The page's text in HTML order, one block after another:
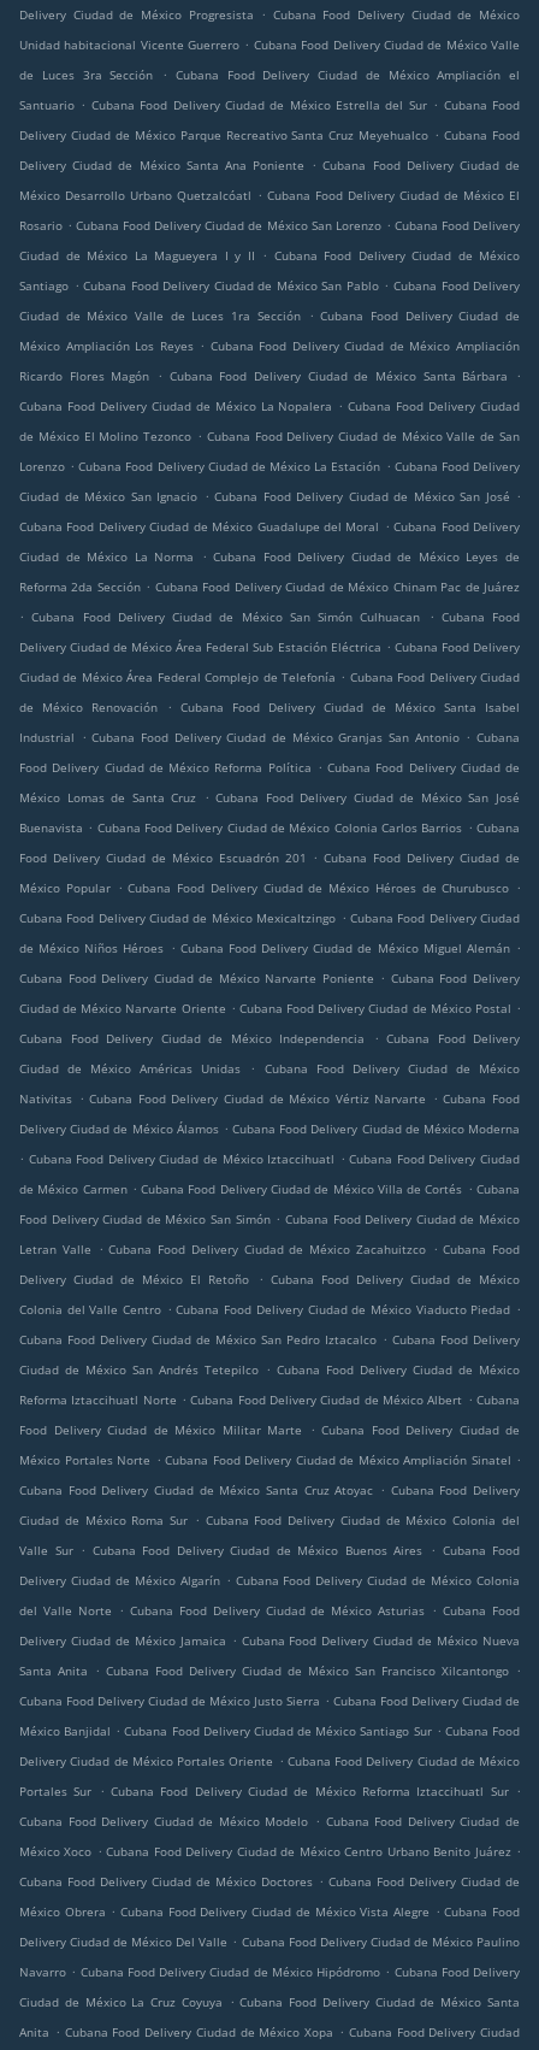
Delivery Ciudad de México Progresista . Cubana Food Delivery Ciudad de México
Unidad habitacional Vicente Guerrero . Cubana Food Delivery Ciudad de México Valle
de Luces 3ra Sección
. Cubana Food Delivery Ciudad de México Ampliación el
Santuario . Cubana Food Delivery Ciudad de México Estrella del Sur . Cubana Food
Delivery Ciudad de México Parque Recreativo Santa Cruz Meyehualco . Cubana Food
Delivery Ciudad de México Santa Ana Poniente
. Cubana Food Delivery Ciudad de
México Desarrollo Urbano Quetzalcóatl . Cubana Food Delivery Ciudad de México El
Rosario . Cubana Food Delivery Ciudad de México San Lorenzo . Cubana Food Delivery
Ciudad de México La Magueyera I y II
. Cubana Food Delivery Ciudad de México
Santiago . Cubana Food Delivery Ciudad de México San Pablo . Cubana Food Delivery
Ciudad de México Valle de Luces 1ra Sección
. Cubana Food Delivery Ciudad de
México Ampliación Los Reyes . Cubana Food Delivery Ciudad de México Ampliación
Ricardo Flores Magón
. Cubana Food Delivery Ciudad de México Santa Bárbara
.
Cubana Food Delivery Ciudad de México La Nopalera . Cubana Food Delivery Ciudad
de México El Molino Tezonco . Cubana Food Delivery Ciudad de México Valle de San
Lorenzo . Cubana Food Delivery Ciudad de México La Estación . Cubana Food Delivery
Ciudad de México San Ignacio . Cubana Food Delivery Ciudad de México San José .
Cubana Food Delivery Ciudad de México Guadalupe del Moral . Cubana Food Delivery
Ciudad de México La Norma
. Cubana Food Delivery Ciudad de México Leyes de
Reforma 2da Sección . Cubana Food Delivery Ciudad de México Chinam Pac de Juárez
. Cubana Food Delivery Ciudad de México San Simón Culhuacan . Cubana Food
Delivery Ciudad de México Área Federal Sub Estación Eléctrica . Cubana Food Delivery
Ciudad de México Área Federal Complejo de Telefonía . Cubana Food Delivery Ciudad
de México Renovación
. Cubana Food Delivery Ciudad de México Santa Isabel
Industrial
. Cubana Food Delivery Ciudad de México Granjas San Antonio . Cubana
Food Delivery Ciudad de México Reforma Política . Cubana Food Delivery Ciudad de
México Lomas de Santa Cruz
. Cubana Food Delivery Ciudad de México San José
Buenavista . Cubana Food Delivery Ciudad de México Colonia Carlos Barrios . Cubana
Food Delivery Ciudad de México Escuadrón 201
. Cubana Food Delivery Ciudad de
México Popular . Cubana Food Delivery Ciudad de México Héroes de Churubusco .
Cubana Food Delivery Ciudad de México Mexicaltzingo . Cubana Food Delivery Ciudad
de México Niños Héroes . Cubana Food Delivery Ciudad de México Miguel Alemán .
Cubana Food Delivery Ciudad de México Narvarte Poniente . Cubana Food Delivery
Ciudad de México Narvarte Oriente . Cubana Food Delivery Ciudad de México Postal .
Cubana Food Delivery Ciudad de México Independencia
. Cubana Food Delivery
Ciudad de México Américas Unidas
.
Cubana Food Delivery Ciudad de México
Nativitas . Cubana Food Delivery Ciudad de México Vértiz Narvarte . Cubana Food
Delivery Ciudad de México Álamos . Cubana Food Delivery Ciudad de México Moderna
. Cubana Food Delivery Ciudad de México Iztaccihuatl . Cubana Food Delivery Ciudad
de México Carmen . Cubana Food Delivery Ciudad de México Villa de Cortés . Cubana
Food Delivery Ciudad de México San Simón . Cubana Food Delivery Ciudad de México
Letran Valle
. Cubana Food Delivery Ciudad de México Zacahuitzco . Cubana Food
Delivery Ciudad de México El Retoño
. Cubana Food Delivery Ciudad de México
Colonia del Valle Centro . Cubana Food Delivery Ciudad de México Viaducto Piedad .
Cubana Food Delivery Ciudad de México San Pedro Iztacalco . Cubana Food Delivery
Ciudad de México San Andrés Tetepilco . Cubana Food Delivery Ciudad de México
Reforma Iztaccihuatl Norte . Cubana Food Delivery Ciudad de México Albert . Cubana
Food Delivery Ciudad de México Militar Marte
. Cubana Food Delivery Ciudad de
México Portales Norte . Cubana Food Delivery Ciudad de México Ampliación Sinatel .
Cubana Food Delivery Ciudad de México Santa Cruz Atoyac . Cubana Food Delivery
Ciudad de México Roma Sur . Cubana Food Delivery Ciudad de México Colonia del
Valle Sur
. Cubana Food Delivery Ciudad de México Buenos Aires . Cubana Food
Delivery Ciudad de México Algarín . Cubana Food Delivery Ciudad de México Colonia
del Valle Norte
. Cubana Food Delivery Ciudad de México Asturias . Cubana Food
Delivery Ciudad de México Jamaica . Cubana Food Delivery Ciudad de México Nueva
Santa Anita
. Cubana Food Delivery Ciudad de México San Francisco Xilcantongo .
Cubana Food Delivery Ciudad de México Justo Sierra . Cubana Food Delivery Ciudad de
México Banjidal . Cubana Food Delivery Ciudad de México Santiago Sur . Cubana Food
Delivery Ciudad de México Portales Oriente . Cubana Food Delivery Ciudad de México
Portales Sur
. Cubana Food Delivery Ciudad de México Reforma Iztaccihuatl Sur .
Cubana Food Delivery Ciudad de México Modelo . Cubana Food Delivery Ciudad de
México Xoco . Cubana Food Delivery Ciudad de México Centro Urbano Benito Juárez .
Cubana Food Delivery Ciudad de México Doctores . Cubana Food Delivery Ciudad de
México Obrera . Cubana Food Delivery Ciudad de México Vista Alegre . Cubana Food
Delivery Ciudad de México Del Valle . Cubana Food Delivery Ciudad de México Paulino
Navarro . Cubana Food Delivery Ciudad de México Hipódromo . Cubana Food Delivery
Ciudad de México La Cruz Coyuya
. Cubana Food Delivery Ciudad de México Santa
Anita . Cubana Food Delivery Ciudad de México Xopa . Cubana Food Delivery Ciudad